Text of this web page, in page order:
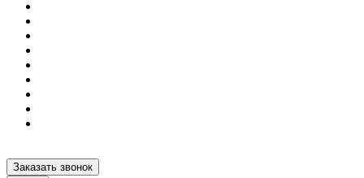
Заказать звонок